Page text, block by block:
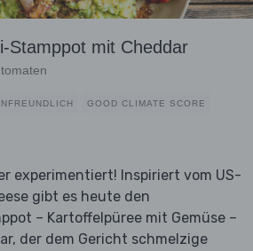
Stamppot mit Cheddar
GOOD CLIMATE SCORE
experimentiert! Inspiriert vom US-
gibt es heute den
– Kartoffelpüree mit Gemüse –
der dem Gericht schmelzige